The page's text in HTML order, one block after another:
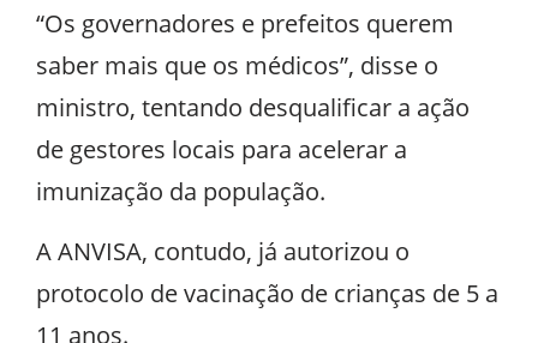
“Os governadores e prefeitos querem
saber mais que os médicos”, disse o
ministro, tentando desqualificar a ação
de gestores locais para acelerar a
imunização da população.
A ANVISA, contudo, já autorizou o
protocolo de vacinação de crianças de 5 a
11 anos.